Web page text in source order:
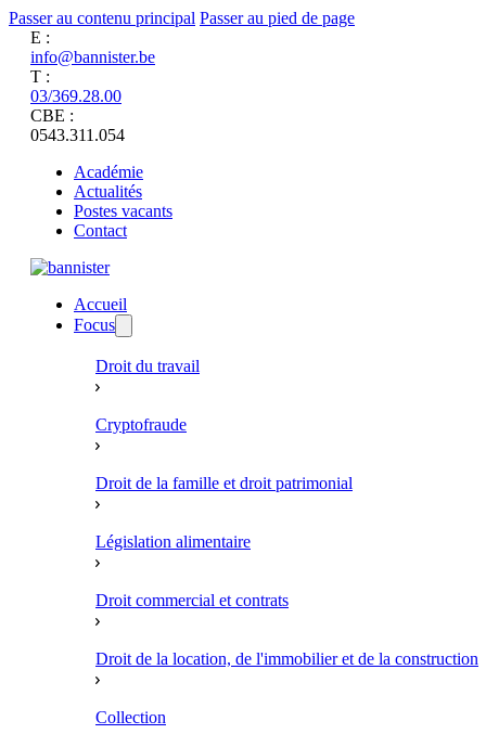
Passer au contenu principal Passer au pied de page
E :
info@bannister.be
T :
03/369.28.00
CBE :
0543.311.054
Académie
Actualités
Postes vacants
Contact
Accueil
Focus
Droit du travail
Cryptofraude
Droit de la famille et droit patrimonial
Législation alimentaire
Droit commercial et contrats
Droit de la location, de l'immobilier et de la construction
Collection